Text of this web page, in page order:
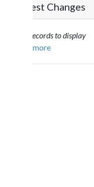
)
Changes
to display